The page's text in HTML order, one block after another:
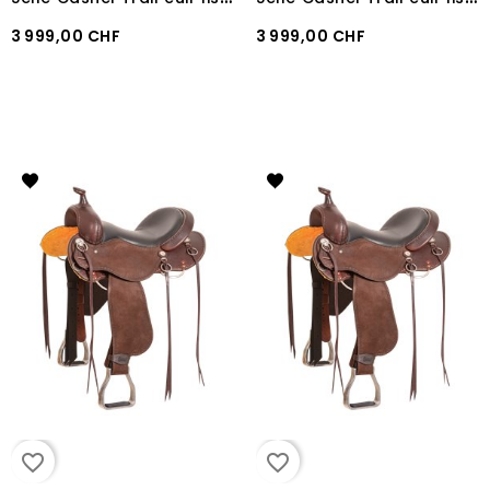
3 999,00 CHF 3 999,00 CHF
favorite_border favorite_border